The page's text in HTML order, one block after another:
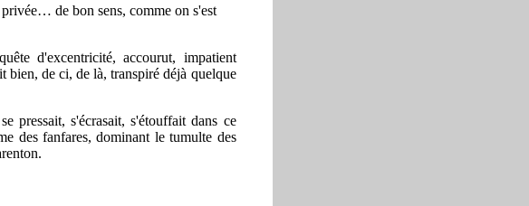
de bon sens, comme on s'est
d'excentricité, accourut, impatient
bien, de ci, de là, transpiré déjà quelque
pressait, s'écrasait, s'étouffait dans ce
des fanfares, dominant le tumulte des